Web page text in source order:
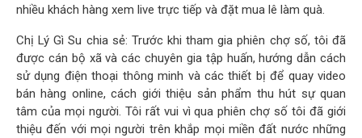
nhiều khách hàng xem live trực tiếp và đặt mua lê làm quà.
Chị Lý Gì Su chia sẻ: Trước khi tham gia phiên chợ số, tôi đã
được cán bộ xã và các chuyên gia tập huấn, hướng dẫn cách
sử dụng điện thoại thông minh và các thiết bị để quay video
bán hàng online, cách giới thiệu sản phẩm thu hút sự quan
tâm của mọi người. Tôi rất vui vì qua phiên chợ số tôi đã giới
thiệu đến với mọi người trên khắp mọi miền đất nước những